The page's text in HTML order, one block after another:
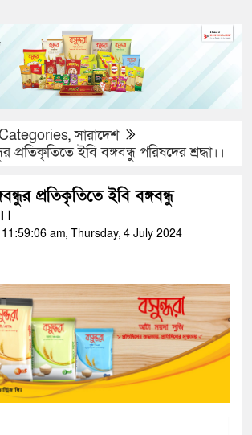
,সারাদেশ
প্রতিকৃতিতে ইবি বঙ্গবন্ধু পরিষদের শ্রদ্ধা।।
প্রতিকৃতিতে ইবি বঙ্গবন্ধু
am, Thursday, 4 July 2024